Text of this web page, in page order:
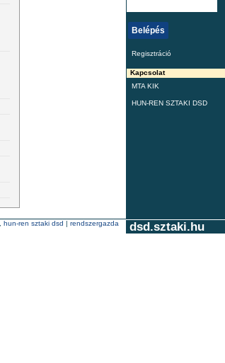
Regisztráció
Kapcsolat
MTA KIK
HUN-REN SZTAKI DSD
dsd.sztaki.hu
hun-ren sztaki dsd | rendszergazda